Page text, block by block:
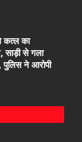
कत्ल का
साड़ी से गला
पुलिस ने आरोपी